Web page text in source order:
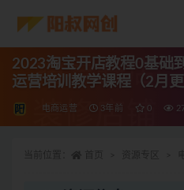
2023淘宝开店教程0基础
运营培训教学课程（2月更
电商运营 3年前 0